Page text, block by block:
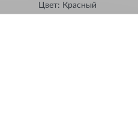
Цвет: Красный
синт. Dexos2 (4л) (GM)